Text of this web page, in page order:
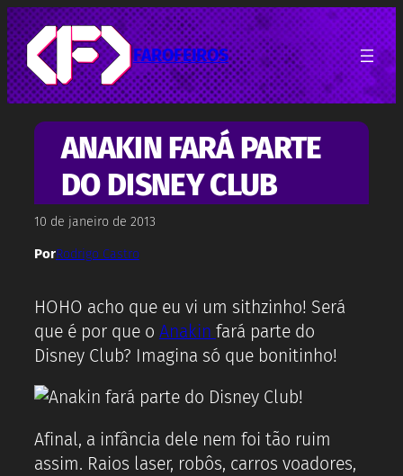
Pular
para
o
conteúdo
FAROFEIROS
ANAKIN FARÁ PARTE
DO DISNEY CLUB
10 de janeiro de 2013
PorRodrigo Castro
HOHO acho que eu vi um sithzinho! Será
que é por que o Anakin fará parte do
Disney Club? Imagina só que bonitinho!
Afinal, a infância dele nem foi tão ruim
assim. Raios laser, robôs, carros voadores,